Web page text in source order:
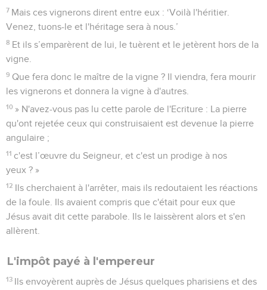
7 Mais ces vignerons dirent entre eux : ‘Voilà l'héritier.
Venez, tuons-le et l'héritage sera à nous.’
8 Et ils s’emparèrent de lui, le tuèrent et le jetèrent hors de la
vigne.
9 Que fera donc le maître de la vigne ? Il viendra, fera mourir
les vignerons et donnera la vigne à d'autres.
10 » N'avez-vous pas lu cette parole de l'Ecriture : La pierre
qu'ont rejetée ceux qui construisaient est devenue la pierre
angulaire ;
11 c'est l’œuvre du Seigneur, et c'est un prodige à nos
yeux ? »
12 Ils cherchaient à l'arrêter, mais ils redoutaient les réactions
de la foule. Ils avaient compris que c'était pour eux que
Jésus avait dit cette parabole. Ils le laissèrent alors et s'en
allèrent.
L'impôt payé à l'empereur
13 Ils envoyèrent auprès de Jésus quelques pharisiens et des